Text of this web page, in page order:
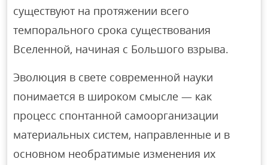
существуют на протяжении всего
темпорального срoка существования
Вселенной, начиная с Большого взрыва.
Эволюция в свете современной науки
понимается в широком смысле — как
процесс спонтанной самоорганизации
материальных систем, направленные и в
основном необратимые изменения их